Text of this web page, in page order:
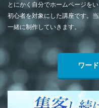
とにかく自分でホームページを
初心者を対象にした講座です。
一緒に制作していきます。
ワー